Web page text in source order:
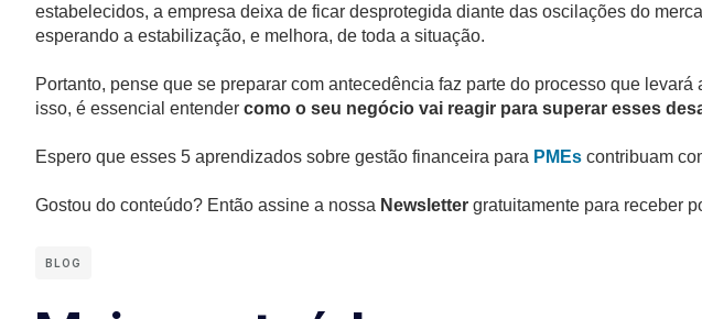
estabelecidos, a empresa deixa de ficar desprotegida diante das oscilações do
esperando a estabilização, e melhora, de toda a situação.
Portanto, pense que se preparar com antecedência faz parte do processo que
isso, é essencial entender como o seu negócio vai reagir para superar esses
Espero que esses 5 aprendizados sobre gestão financeira para PMEs contribuam
Gostou do conteúdo? Então assine a nossa Newsletter gratuitamente para receber
BLOG